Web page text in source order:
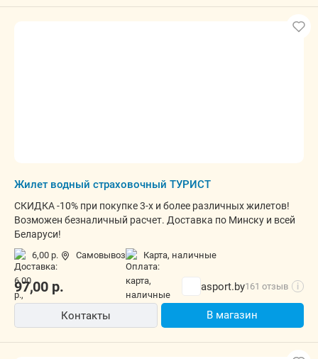
Жилет водный страховочный ТУРИСТ
СКИДКА -10% при покупке 3-х и более различных жилетов!
Возможен безналичный расчет. Доставка по Минску и всей
Беларуси!
6,00 р. Самовывоз карта, наличные
97,00 р. asport.by161 отзыв i
Контакты В магазин